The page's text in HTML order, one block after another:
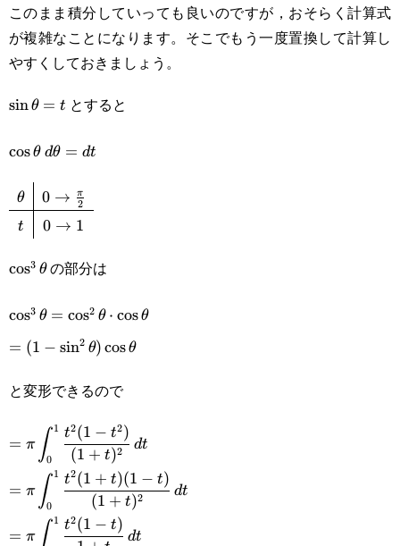
{(1+\sin\theta)^2}\space d\theta
このまま積分していっても良いのですが，おそらく計算式
が複雑なことになります。そこでもう一度置換して計算し
やすくしておきましょう。
\sin\theta=t
sinθ = t とすると
\cos\theta\space
d\theta=dt
cosθ dθ = dt
\def\arraystretch{1.5}\begin{array}
{c|c}\theta&0\rightarrow\frac{\pi}
{2}\\\hline
θ
t
0 → 2
π
0 → 1
\cos^3\theta
cos3 θの部分は
\cos^3\theta=\cos^2\theta\cdot\cos\theta
cos3 θ = cos2 θ ⋅ cosθ
=(1-
\sin^2\theta)\cos\theta
= (1 − sin2 θ)cosθ
と変形できるので
=\displaystyle\pi\int_0^1\cfrac{t^2(1-
t^2)}{(1+t)^2}\space dt
= π ∫0
1
(1 + t)2
t2(1 − t2)
dt
=\displaystyle\pi\int_0^1\cfrac{t^2(1+t)
(1-t)}{(1+t)^2}\space dt
= π ∫0
1
(1 + t)2
t2(1 + t)(1 − t)
dt
=\displaystyle\pi\int_0^1\cfrac{t^2(1-
= π ∫ 1 t2(1 − t)
dt